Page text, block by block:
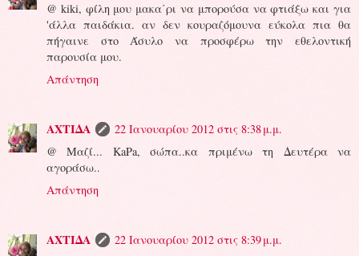
@ kiki, φίλη μου μακα΄ρι να μπορούσα να φτιάξω και για
'άλλα παιδάκια. αν δεν κουραζόμουνα εύκολα πια θα
πήγαινε στο Άσυλο να προσφέρω την εθελοντική
παρουσία μου.
Απάντηση
ΑΧΤΙΔΑ
22 Ιανουαρίου 2012 στις 8:38 μ.μ.
@ Μαζί... KaPa, σώπα..κα πριμένω τη Δευτέρα να
αγοράσω..
Απάντηση
ΑΧΤΙΔΑ
22 Ιανουαρίου 2012 στις 8:39 μ.μ.